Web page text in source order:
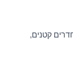
קטנים,